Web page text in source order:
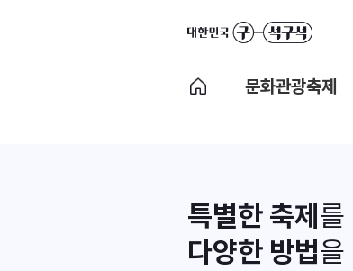
문화관광축제
특별한 축제 를
다양한 방법을